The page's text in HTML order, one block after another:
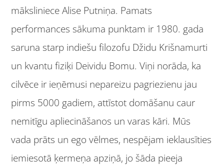
māksliniece Alise Putniņa. Pamats
performances sākuma punktam ir 1980. gada
saruna starp indiešu filozofu Džidu Krišnamurti
un kvantu fiziķi Deividu Bomu. Viņi norāda, ka
cilvēce ir ieņēmusi nepareizu pagriezienu jau
pirms 5000 gadiem, attīstot domāšanu caur
nemitīgu apliecināšanos un varas kāri. Mūs
vada prāts un ego vēlmes, nespējam ieklausīties
iemiesotā ķermeņa apziņā, jo šāda pieeja